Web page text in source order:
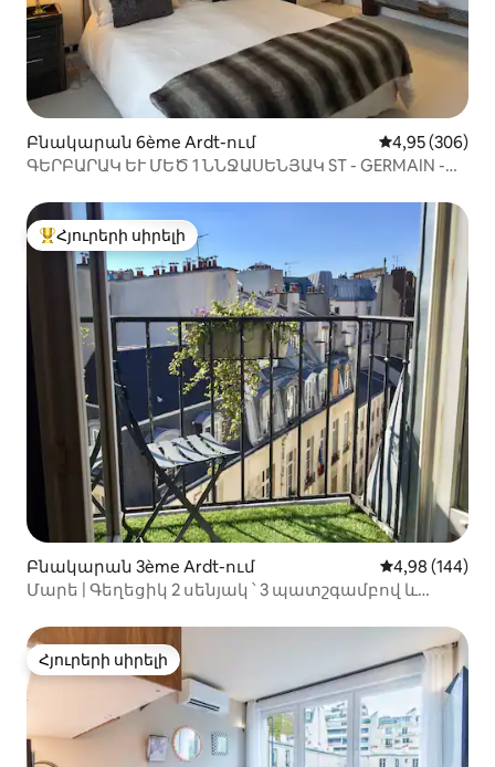
Բնակարան 6ème Ardt-ում Միջին
4,95 (306)
ԳԵՐԲԱՐԱԿ ԵՒ ՄԵԾ 1 ՆՆՋԱՍԵՆՅԱԿ ST - GERMAIN -
Հյուրերի սիրելի լավագույն տները
Հյուրերի սիրելի
Բնակարան 3ème Ardt-ում Միջին
4,98 (144)
Մարե | Գեղեցիկ 2 սենյակ ՝ 3 պատշգամբով և
Հյուրերի սիրելի
Հյուրերի սիրելի